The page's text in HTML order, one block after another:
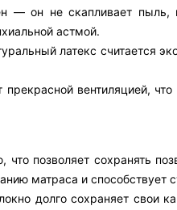
— он не скапливает
астмой.
латекс считается
вентиляцией,
что позволяет сохранять
матраса и способствует
долго сохраняет свои